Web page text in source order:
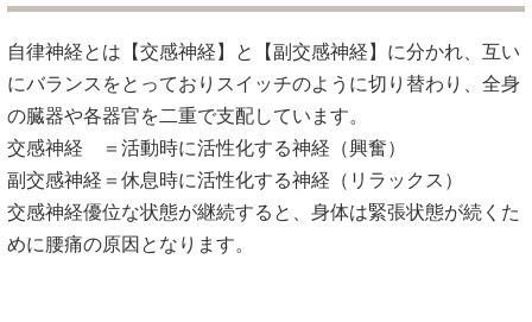
自律神経とは【交感神経】と【副交感神経】に分かれ、互い
にバランスをとっておりスイッチのように切り替わり、全身
の臓器や各器官を二重で支配しています。
交感神経 ＝活動時に活性化する神経（興奮）
副交感神経＝休息時に活性化する神経（リラックス）
交感神経優位な状態が継続すると、身体は緊張状態が続くた
めに腰痛の原因となります。